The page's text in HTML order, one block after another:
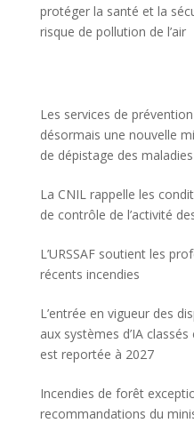
protéger la santé et la
risque de pollution de l’air
Les services de
désormais une nouvelle
de dépistage des
La CNIL rappelle les
de contrôle de l’activité
L’URSSAF soutient les
récents incendies
L’entrée en vigueur des
aux systèmes d’IA
est reportée à 2027
Incendies de forêt
recommandations du